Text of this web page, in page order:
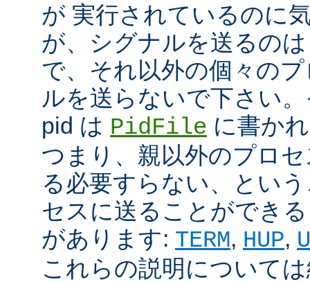
が 実行されているのに
が、シグナルを送るの
で、それ以外の個々の
ルを送らないで下さい
pid は PidFile に書か
つまり、親以外のプロ
る必要すらない、とい
セスに送ることができ
があります: TERM, HUP,
これらの説明について